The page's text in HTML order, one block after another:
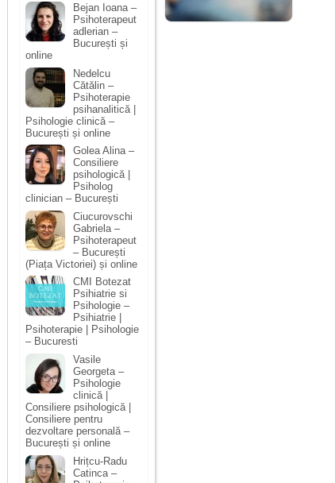
Bejan Ioana –
Psihoterapeut
adlerian –
București și
online
Nedelcu
Cătălin –
Psihoterapie
psihanalitică |
Psihologie clinică –
București și online
Golea Alina –
Consiliere
psihologică |
Psiholog
clinician – București
Ciucurovschi
Gabriela –
Psihoterapeut
– București
(Piața Victoriei) și online
CMI Botezat
Psihiatrie si
Psihologie –
Psihiatrie |
Psihoterapie | Psihologie
– Bucuresti
Vasile
Georgeta –
Psihologie
clinică |
Consiliere psihologică |
Consiliere pentru
dezvoltare personală –
București și online
Hrițcu-Radu
Catinca –